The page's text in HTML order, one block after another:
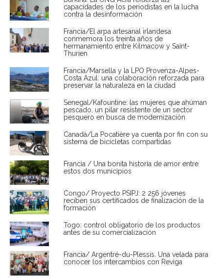
capacidades de los periodistas en la lucha
contra la desinformación
Francia/El arpa artesanal irlandesa
conmemora los treinta años de
hermanamiento entre Kilmacow y Saint-
Thurien
Francia/Marsella y la LPO Provenza-Alpes-
Costa Azul: una colaboración reforzada para
preservar la naturaleza en la ciudad
Senegal/Kafountine: las mujeres que ahúman
pescado, un pilar resistente de un sector
pesquero en busca de modernización
Canadá/La Pocatière ya cuenta por fin con su
sistema de bicicletas compartidas
Francia / Una bonita historia de amor entre
estos dos municipios
Congo/ Proyecto PSIPJ: 2 256 jóvenes
reciben sus certificados de finalización de la
formación
Togo: control obligatorio de los productos
antes de su comercialización
Francia/ Argentré-du-Plessis. Una velada para
conocer los intercambios con Reviga